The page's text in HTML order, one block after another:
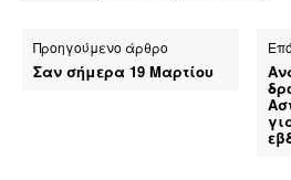
Προηγούμενο άρθρο
Σαν σήμερα 19 Μαρτίου